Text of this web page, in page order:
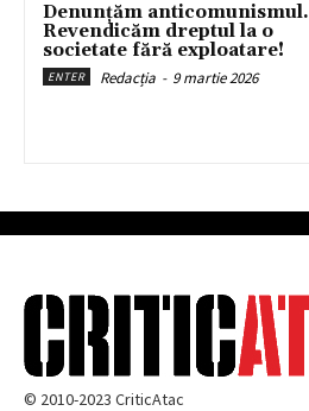
Denunțăm anticomunismul.
Revendicăm dreptul la o
societate fără exploatare!
ENTER Redacția - 9 martie 2026
© 2010-2023 CriticAtac